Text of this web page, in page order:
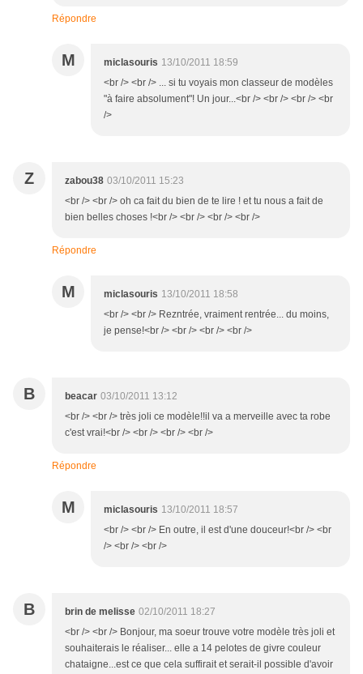
Répondre
M miclasouris 13/10/2011 18:59
<br /> <br /> ... si tu voyais mon classeur de modèles
"à faire absolument"! Un jour...<br /> <br /> <br /> <br
/>
Z zabou38 03/10/2011 15:23
<br /> <br /> oh ca fait du bien de te lire ! et tu nous a fait de
bien belles choses !<br /> <br /> <br /> <br />
Répondre
M miclasouris 13/10/2011 18:58
<br /> <br /> Rezntrée, vraiment rentrée... du moins,
je pense!<br /> <br /> <br /> <br />
B beacar 03/10/2011 13:12
<br /> <br /> très joli ce modèle!!il va a merveille avec ta robe
c'est vrai!<br /> <br /> <br /> <br />
Répondre
M miclasouris 13/10/2011 18:57
<br /> <br /> En outre, il est d'une douceur!<br /> <br
/> <br /> <br />
B brin de melisse 02/10/2011 18:27
<br /> <br /> Bonjour, ma soeur trouve votre modèle très joli et
souhaiterais le réaliser... elle a 14 pelotes de givre couleur
chataigne...est ce que cela suffirait et serait-il possible d'avoir